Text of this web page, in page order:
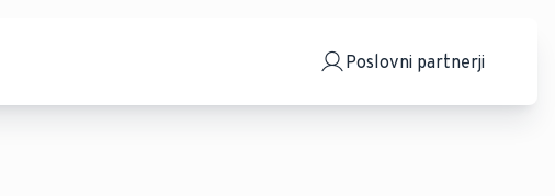
Poslovni partnerji